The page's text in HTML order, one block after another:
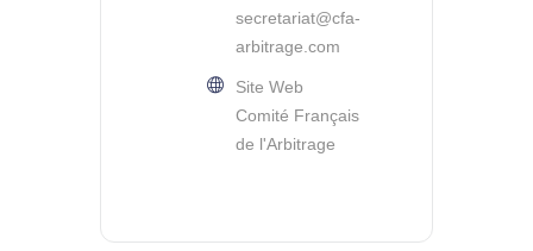
secretariat@cfa-
arbitrage.com
Site Web
Comité Français
de l'Arbitrage